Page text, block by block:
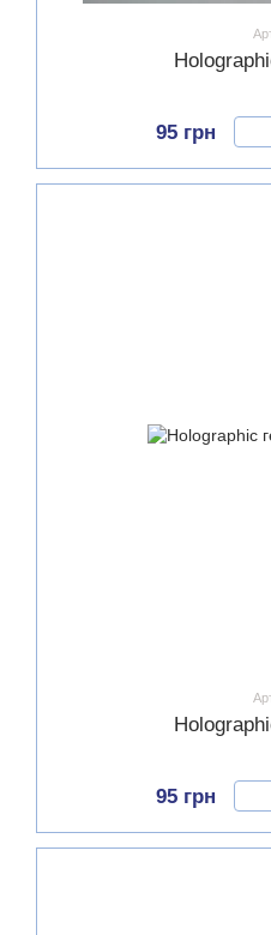
95 грн
95 грн